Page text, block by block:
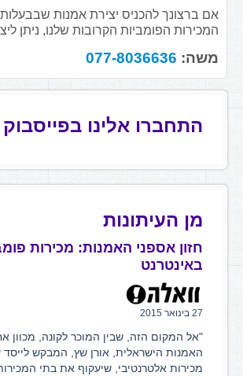
אם ברצונך להכניס יצירת אמנות
המכירות הפומביות הקרובות שלנו, ניתן
משה: 077-8036636
התחברו אלינו בפייסבוק
מן העיתונות
חזון אספני האמנות: מכירות
באינטרנט
27 בינואר 2015
"אל המקום הזה, שבין המוכר לקונה, מכוון
האמנות הישראלית, אורן שץ, המבקש לייסד
מכירות אלטרנטיבי, שיעקוף את בתי